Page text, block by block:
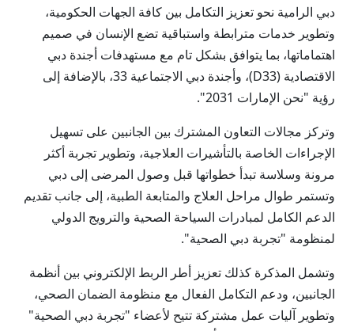
دبي الرامية نحو تعزيز التكامل بين كافة الجهات الحكومية،
وتطوير خدمات مترابطة واستباقية تضع الإنسان في صميم
اهتماماتها، بما يتوافق بشكل تام مع مستهدفات أجندة دبي
الاقتصادية (D33)، وأجندة دبي الاجتماعية 33، بالإضافة إلى
رؤية "نحن الإمارات 2031".
وتركز مجالات التعاون المشترك بين الجانبين على تسهيل
الإجراءات الخاصة بالتأشيرات العلاجية، وتطوير تجربة أكثر
مرونة وسلاسة تبدأ خطواتها قبل وصول المرضى إلى دبي
وتستمر طوال مراحل العلاج والمتابعة الطبية، إلى جانب تقديم
الدعم الكامل لمبادرات السياحة الصحية والترويج الدولي
لمنظومة "تجربة دبي الصحية".
وتشمل المذكرة كذلك تعزيز أطر الربط الإلكتروني بين أنظمة
الجانبين، ودعم التكامل الفعال مع منظومة الضمان الصحي،
وتطوير آليات عمل مشتركة تتيح لأعضاء "تجربة دبي الصحية"